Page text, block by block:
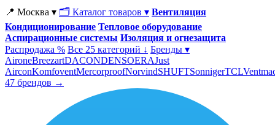
📍 Москва ▾ 🗂 Каталог товаров ▾ Вентиляция
Кондиционирование Тепловое оборудование
Аспирационные системы Изоляция и огнезащита
Распродажа % Все 25 категорий ↓ Бренды ▾
AironeBreezartDACONDENSOERAJust
AirconKomfoventMercorproofNorvindSHUFTSonnigerTCL
47 брендов →